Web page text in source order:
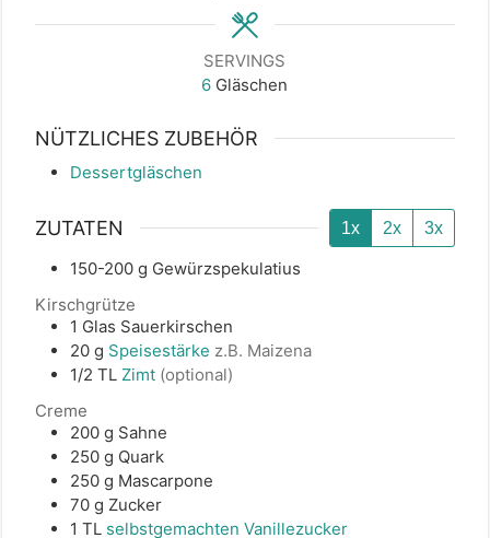
SERVINGS
6 Gläschen
NÜTZLICHES ZUBEHÖR
Dessertgläschen
ZUTATEN 1x 2x 3x
150-200 g Gewürzspekulatius
Kirschgrütze
1 Glas Sauerkirschen
20 g Speisestärke z.B. Maizena
1/2 TL Zimt (optional)
Creme
200 g Sahne
250 g Quark
250 g Mascarpone
70 g Zucker
1 TL selbstgemachten Vanillezucker